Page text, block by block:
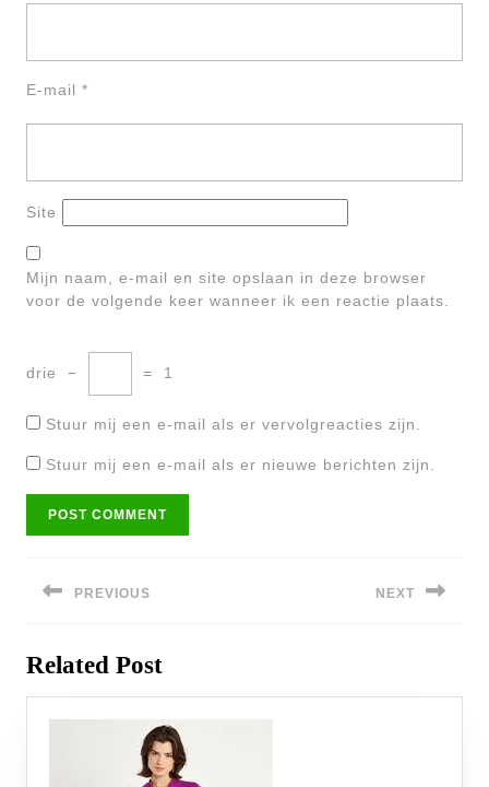
E-mail *
Site
Mijn naam, e-mail en site opslaan in deze browser
voor de volgende keer wanneer ik een reactie plaats.
drie − = 1
Stuur mij een e-mail als er vervolgreacties zijn.
Stuur mij een e-mail als er nieuwe berichten zijn.
navigatie
PREVIOUS
post:
NEXT
Related Post